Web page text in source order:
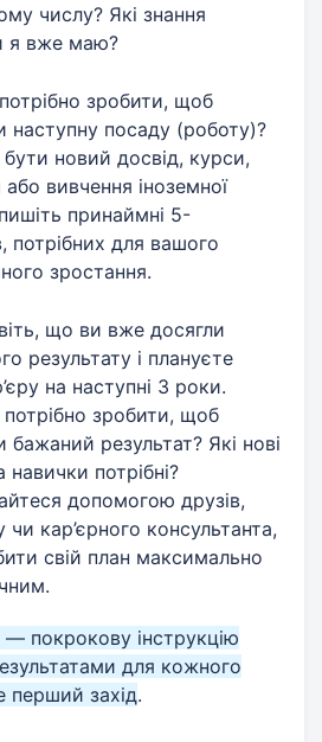
числу? Які знання
я вже маю?
зробити, щоб
наступну посаду (роботу)?
новий досвід, курси,
або вивчення іноземної
принаймні 5-
потрібних для вашого
зростання.
що ви вже досягли
результату і плануєте
на наступні 3 роки.
зробити, щоб
бажаний результат? Які нові
навички потрібні?
допомогою друзів,
чи кар’єрного консультанта,
свій план максимально
— покрокову інструкцію
для кожного
перший захід.